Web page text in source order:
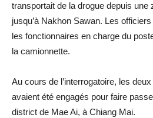
transportait de la drogue depuis une
jusqu’à Nakhon Sawan. Les
les fonctionnaires en charge du
la camionnette.
Au cours de l’interrogatoire, les
avaient été engagés pour faire
district de Mae Ai, à Chiang Mai.